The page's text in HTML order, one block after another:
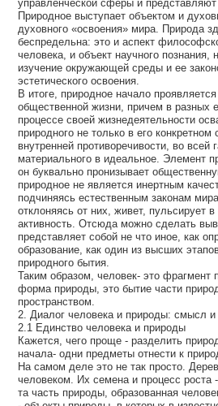
управленческой сферы и
Природное выступает объектом и
духовного «освоения» мира. Природа
беспредельна: это и аспект
человека, и объект научного познания,
изучение окружающей среды и ее
эстетического освоения.
В итоге, природное начало
общественной жизни, причем в разных
процессе своей жизнедеятельности
природного не только в его
внутренней противоречивости, во
материального в идеальное. Элемент
он буквально пронизывает
природное не является инертным
подчиняясь естественным законам
отклоняясь от них, живет, пульсирует
активность. Отсюда можно сделать
представляет собой не что иное, как
образование, как один из высших
природного бытия.
Таким образом, человек- это фрагмент
форма природы, это бытие части
пространством.
2. Диалог человека и природы: смысл и
2.1 Единство человека и природы
Кажется, чего проще - разделить
начала- одни предметы отнести к
На самом деле это не так просто.
человеком. Их семена и процесс роста
та часть природы, образованная